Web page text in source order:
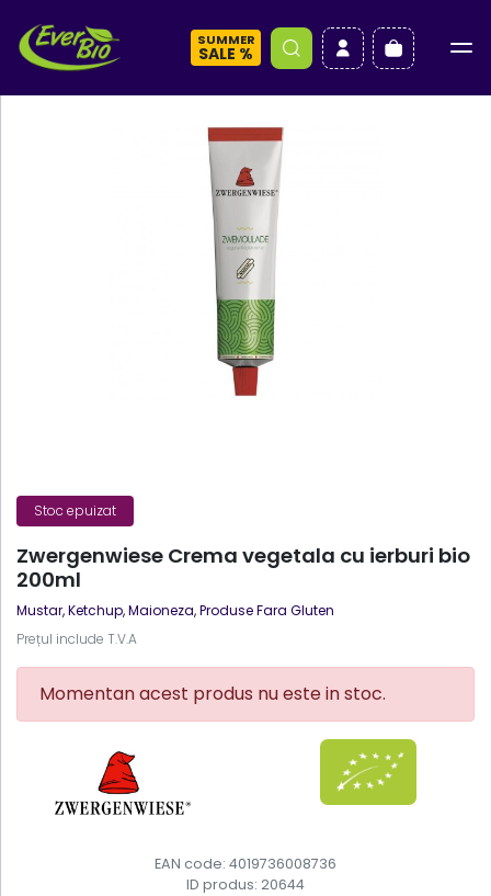
SUMMER
SALE %
Stoc epuizat
Zwergenwiese Crema vegetala cu ierburi bio
200ml
Mustar, Ketchup, Maioneza,Produse Fara Gluten
Prețul include T.V.A
Momentan acest produs nu este in stoc.
EAN code: 4019736008736
ID produs: 20644